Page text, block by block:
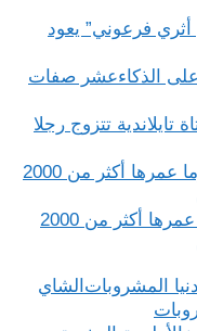
فرعوني” يعود
عشر صفات
تايلاندية تتزوج رجلا
فريق بريطاني يكتشف 16 هرما عمرها أكثر من 2000
الشاي